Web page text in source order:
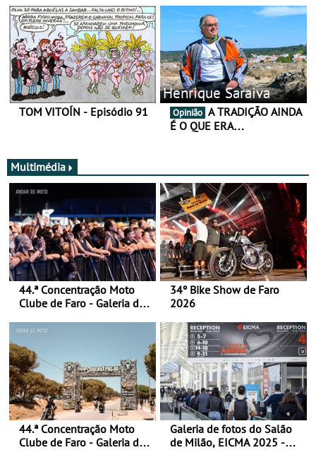
TOM VITOÍN - Episódio 91
Henrique Saraiva
Opinião
É O QUE ERA…
Multimédia
44.ª Concentração Moto
Clube de Faro - Galeria de
34º Bike Show de Faro
2026
44.ª Concentração Moto
Clube de Faro - Galeria de
Galeria de fotos do Salão
de Milão, EICMA 2025 -